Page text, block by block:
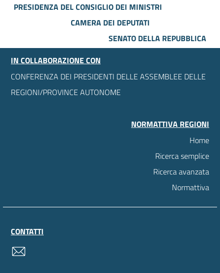
PRESIDENZA DEL CONSIGLIO DEI MINISTRI
CAMERA DEI DEPUTATI
SENATO DELLA REPUBBLICA
IN COLLABORAZIONE CON
CONFERENZA DEI PRESIDENTI DELLE ASSEMBLEE DELLE
REGIONI/PROVINCE AUTONOME
NORMATTIVA REGIONI
Home
Ricerca semplice
Ricerca avanzata
Normattiva
CONTATTI